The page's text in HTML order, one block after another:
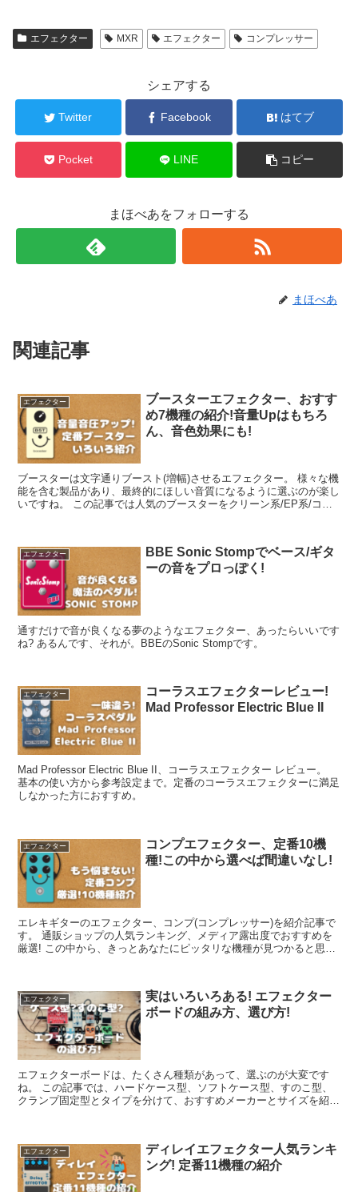
エフェクター MXR エフェクター コンプレッサー
シェアする
Twitter Facebook はてブ
Pocket LINE コピー
まほべあをフォローする
まほべあ
関連記事
エフェクター
ブースターエフェクター、おすす
め7機種の紹介!音量Upはもちろ
ん、音色効果にも!
ブースターは文字通りブースト(増幅)させるエフェクター。 様々な機
能を含む製品があり、最終的にほしい音質になるように選ぶのが楽し
いですね。 この記事では人気のブースターをクリーン系/EP系/コス
エフェクター
BBE Sonic Stompでベース/ギタ
ーの音をプロっぽく!
通すだけで音が良くなる夢のようなエフェクター、あったらいいです
ね? あるんです、それが。BBEのSonic Stompです。
エフェクター
コーラスエフェクターレビュー!
Mad Professor Electric Blue II
Mad Professor Electric Blue II、コーラスエフェクター レビュー。
基本の使い方から参考設定まで。定番のコーラスエフェクターに満足
しなかった方におすすめ。
エフェクター
コンプエフェクター、定番10機
種!この中から選べば間違いなし!
エレキギターのエフェクター、コンプ(コンプレッサー)を紹介記事で
す。 通販ショップの人気ランキング、メディア露出度でおすすめを
厳選! この中から、きっとあなたにピッタリな機種が見つかると思い
エフェクター
実はいろいろある! エフェクター
ボードの組み方、選び方!
エフェクターボードは、たくさん種類があって、選ぶのが大変です
ね。 この記事では、ハードケース型、ソフトケース型、すのこ型、
クランプ固定型とタイプを分けて、おすすめメーカーとサイズを紹介
エフェクター
ディレイエフェクター人気ランキ
ング! 定番11機種の紹介